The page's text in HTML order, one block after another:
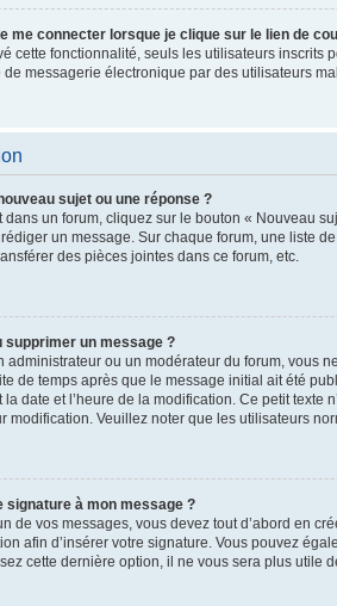
me connecter lorsque je clique sur le lien de
cette fonctionnalité, seuls les utilisateurs
messagerie électronique par des utilisateurs
sujet ou une réponse ?
un forum, cliquez sur le bouton « Nouveau
un message. Sur chaque forum, une liste
des pièces jointes dans ce forum, etc.
supprimer un message ?
administrateur ou un modérateur du forum, vous
de temps après que le message initial ait été
date et l’heure de la modification. Ce petit texte
modification. Veuillez noter que les utilisateurs
signature à mon message ?
de vos messages, vous devez tout d’abord en
afin d’insérer votre signature. Vous pouvez
cette dernière option, il ne vous sera plus utile